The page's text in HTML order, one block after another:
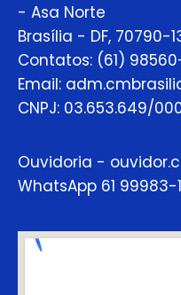
- Asa Norte
Brasília - DF, 70790-
Contatos: (61)
Email:
CNPJ: 03.653.649/
Ouvidoria -
WhatsApp 61 99983-